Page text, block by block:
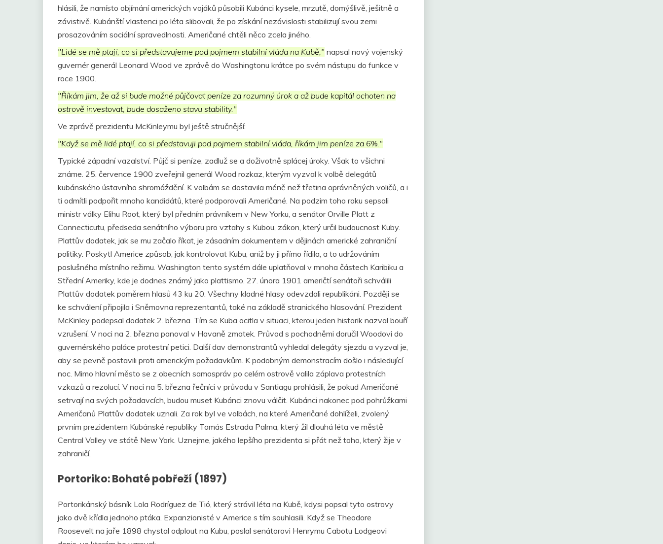
hlásili, že namísto objímání amerických vojáků působili Kubánci kysele, mrzutě, domýšlivě, ješitně a
závistivě. Kubánští vlastenci po léta slibovali, že po získání nezávislosti stabilizují svou zemi
prosazováním sociální spravedlnosti. Američané chtěli něco zcela jiného.
"Lidé se mě ptají, co si představujeme pod pojmem stabilní vláda na Kubě," napsal nový vojenský
guvernér generál Leonard Wood ve zprávě do Washingtonu krátce po svém nástupu do funkce v
roce 1900.
"Říkám jim, že až si bude možné půjčovat peníze za rozumný úrok a až bude kapitál ochoten na
ostrově investovat, bude dosaženo stavu stability."
Ve zprávě prezidentu McKinleymu byl ještě stručnější:
"Když se mě lidé ptají, co si představuji pod pojmem stabilní vláda, říkám jim peníze za 6%."
Typické západní vazalství. Půjč si peníze, zadluž se a doživotně splácej úroky. Však to všichni
známe. 25. července 1900 zveřejnil generál Wood rozkaz, kterým vyzval k volbě delegátů
kubánského ústavního shromáždění. K volbám se dostavila méně než třetina oprávněných voličů, a i
ti odmítli podpořit mnoho kandidátů, které podporovali Američané. Na podzim toho roku sepsali
ministr války Elihu Root, který byl předním právníkem v New Yorku, a senátor Orville Platt z
Connecticutu, předseda senátního výboru pro vztahy s Kubou, zákon, který určil budoucnost Kuby.
Plattův dodatek, jak se mu začalo říkat, je zásadním dokumentem v dějinách americké zahraniční
politiky. Poskytl Americe způsob, jak kontrolovat Kubu, aniž by ji přímo řídila, a to udržováním
poslušného místního režimu. Washington tento systém dále uplatňoval v mnoha částech Karibiku a
Střední Ameriky, kde je dodnes známý jako plattismo. 27. února 1901 američtí senátoři schválili
Plattův dodatek poměrem hlasů 43 ku 20. Všechny kladné hlasy odevzdali republikáni. Později se
ke schválení připojila i Sněmovna reprezentantů, také na základě stranického hlasování. Prezident
McKinley podepsal dodatek 2. března. Tím se Kuba ocitla v situaci, kterou jeden historik nazval bouří
vzrušení. V noci na 2. března panoval v Havaně zmatek. Průvod s pochodněmi doručil Woodovi do
guvernérského paláce protestní petici. Další dav demonstrantů vyhledal delegáty sjezdu a vyzval je,
aby se pevně postavili proti americkým požadavkům. K podobným demonstracím došlo i následující
noc. Mimo hlavní město se z obecních samospráv po celém ostrově valila záplava protestních
vzkazů a rezolucí. V noci na 5. března řečníci v průvodu v Santiagu prohlásili, že pokud Američané
setrvají na svých požadavcích, budou muset Kubánci znovu válčit. Kubánci nakonec pod pohrůžkami
Američanů Plattův dodatek uznali. Za rok byl ve volbách, na které Američané dohlíželi, zvolený
prvním prezidentem Kubánské republiky Tomás Estrada Palma, který žil dlouhá léta ve městě
Central Valley ve státě New York. Uznejme, jakého lepšího prezidenta si přát než toho, který žije v
zahraničí.
Portoriko: Bohaté pobřeží (1897)
Portorikánský básník Lola Rodríguez de Tió, který strávil léta na Kubě, kdysi popsal tyto ostrovy
jako dvě křídla jednoho ptáka. Expanzionisté v Americe s tím souhlasili. Když se Theodore
Roosevelt na jaře 1898 chystal odplout na Kubu, poslal senátorovi Henrymu Cabotu Lodgeovi